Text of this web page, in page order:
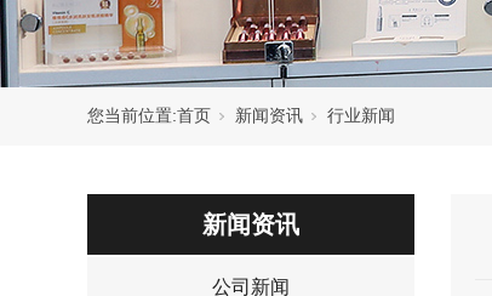
您当前位置:首页 新闻资讯 行业新闻
新闻资讯
公司新闻